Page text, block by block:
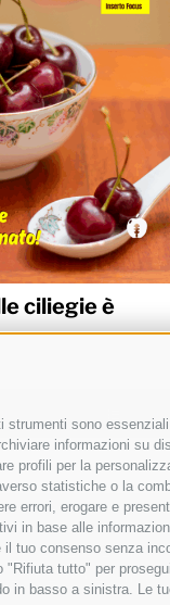
sono
informazioni su
profili per la
statistiche o la
errori, erogare e
in base alle
tuo consenso senza
tutto" per
basso a sinistra. Le
ciliegie è
Details
da Elena
11 - 20162
12409240962 - Privacy